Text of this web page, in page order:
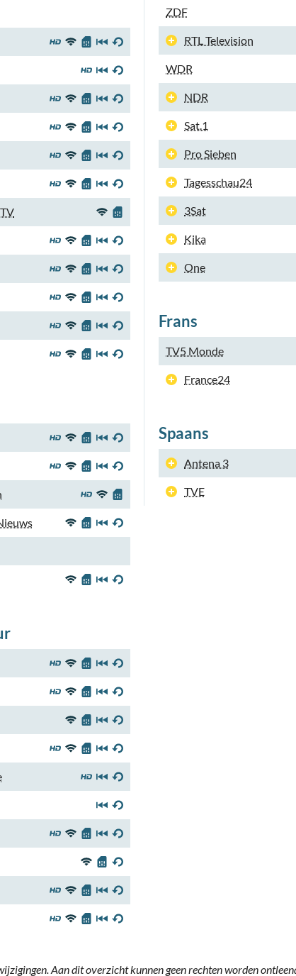
ZDF
RTL Television
WDR
NDR
Sat.1
Pro Sieben
Tagesschau24
3Sat
Kika
One
Frans
TV5 Monde
France24
Spaans
Antena 3
TVE
Aan dit overzicht kunnen geen rechten worden